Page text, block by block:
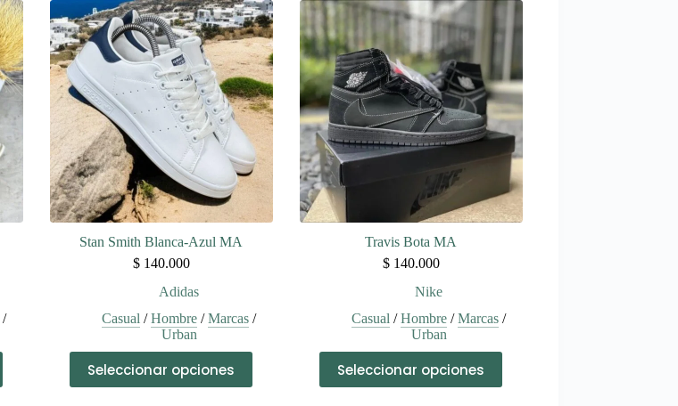
variantes.
Las
opciones
se
pueden
elegir
en
página
de
producto
variantes.
Las
opciones
se
pueden
elegir
en
la
página
de
producto
/
Stan Smith Blanca-Azul MA
$140.000
Adidas
Casual /Hombre /Marcas /
Urban
Seleccionar opciones
producto
tiene
Travis Bota MA
$140.000
Nike
Casual /Hombre /Marcas /
Urban
Seleccionar opciones
producto
tiene